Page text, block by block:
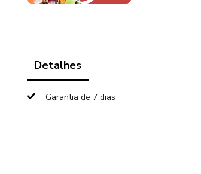
Detalhes
Garantia de 7 dias